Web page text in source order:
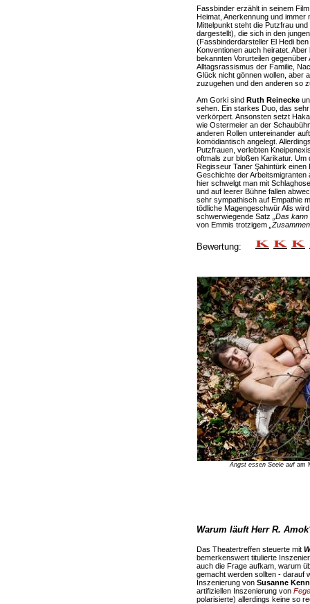
Fassbinder erzählt in seinem
Heimat, Anerkennung und
Mittelpunkt steht die Putzfrau
dargestellt), die sich in den
(Fassbinderdarsteller El Hedi
Konventionen auch heiratet.
bekannten Vorurteilen
Alltagsrassismus der Familie,
Glück nicht gönnen wollen, aber
zuzugehen und den anderen so
Am Gorki sind Ruth Reinecke
sehen. Ein starkes Duo, das
verkörpert. Ansonsten setzt
wie Ostermeier an der
anderen Rollen untereinander
komödiantisch angelegt.
Putzfrauen, verlebten
oftmals zur bloßen Karikatur. Um
Regisseur Taner Şahintürk einen
Geschichte der
hier schwelgt man mit
und auf leerer Bühne fallen
sehr sympathisch auf Empathie
tödliche Magengeschwür Alis
schwerwiegende Satz
„Das
von Emmis trotzigem
Bewertung:
Angst essen Seele aufam
Warum läuft Herr R.
Das Theatertreffen steuerte mit
bemerkenswert titulierte
auch die Frage aufkam, warum
gemacht werden sollten - darauf
Inszenierung von Susanne
artifiziellen Inszenierung von
polarisierte) allerdings keine so